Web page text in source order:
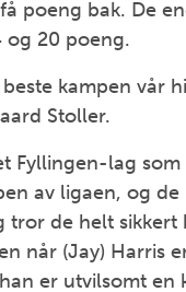
poeng bak. De
og 20 poeng.
kampen vår
Stoller.
Fyllingen-lag som
av ligaen, og
tror de helt
når (Jay) Harris
er utvilsomt en